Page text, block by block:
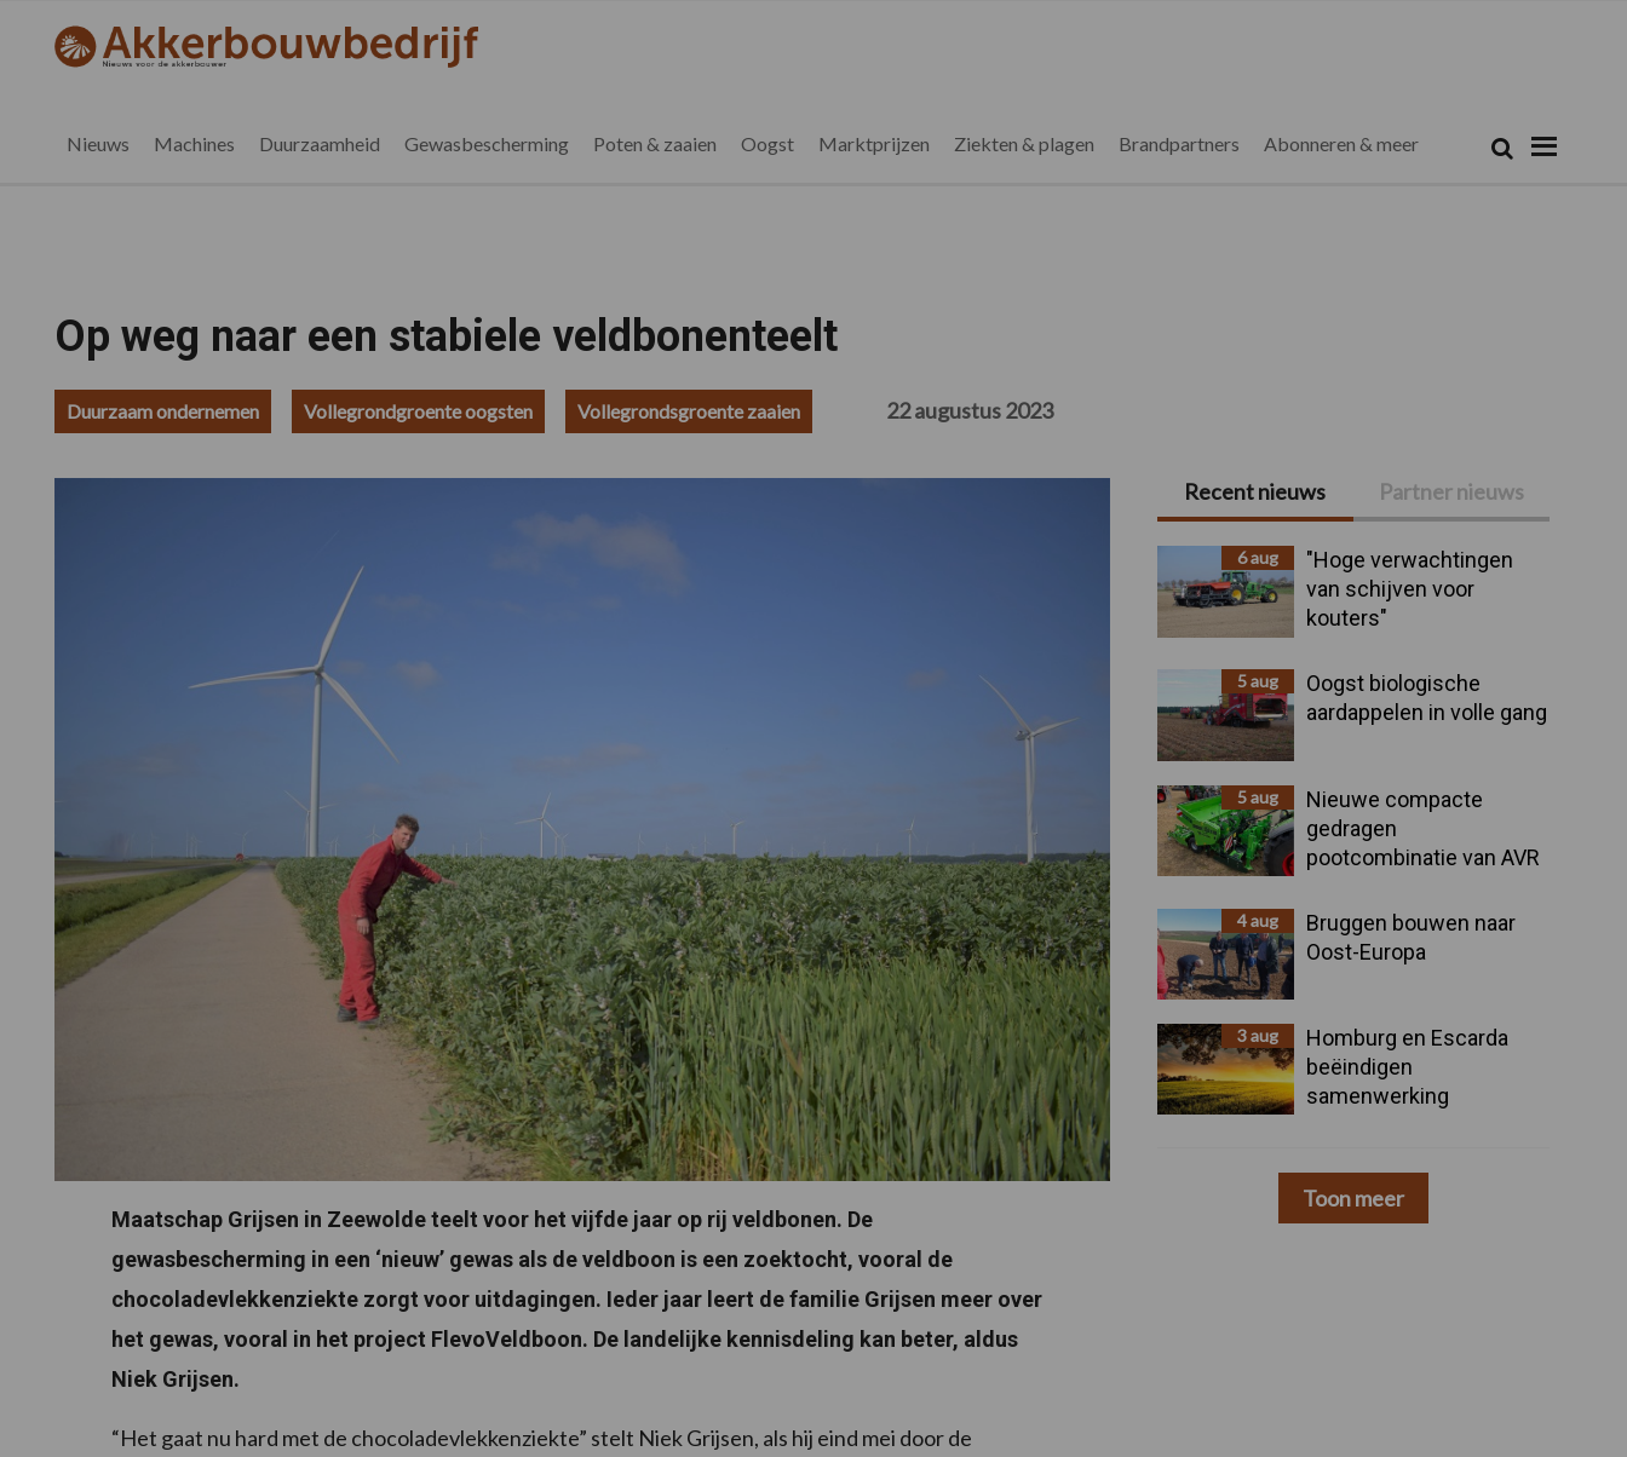
hoofdnavigatie
eerste
voettekst
akkerbouwbedrijf.nl
Nieuws Machines Duurzaamheid Gewasbescherming Poten & zaaien Oogst Marktprijzen Ziekten & plagen Brandpartners Abonneren & meer Zoek
Op weg naar een stabiele veldbonenteelt
Duurzaam ondernemen Vollegrondgroente oogsten Vollegrondsgroente zaaien 22 augustus 2023
Maatschap Grijsen in Zeewolde teelt voor het vijfde jaar op rij veldbonen. De
gewasbescherming in een ‘nieuw’ gewas als de veldboon is een zoektocht, vooral de
chocoladevlekkenziekte zorgt voor uitdagingen. Ieder jaar leert de familie Grijsen meer over
het gewas, vooral in het project FlevoVeldboon. De landelijke kennisdeling kan beter, aldus
Niek Grijsen.
“Het gaat nu hard met de chocoladevlekkenziekte” stelt Niek Grijsen, als hij eind mei door de
Primaire
Sidebar
Recent nieuws Partner nieuws
6 aug
"Hoge verwachtingen
van schijven voor
kouters"
5 aug
Oogst biologische
aardappelen in volle gang
5 aug
Nieuwe compacte
gedragen
pootcombinatie van AVR
4 aug
Bruggen bouwen naar
Oost-Europa
3 aug
Homburg en Escarda
beëindigen
samenwerking
Toon meer